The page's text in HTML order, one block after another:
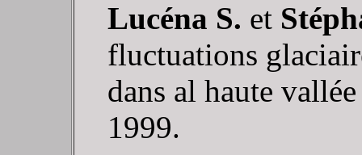
Lucéna S. et
fluctuations
dans al haute
1999.